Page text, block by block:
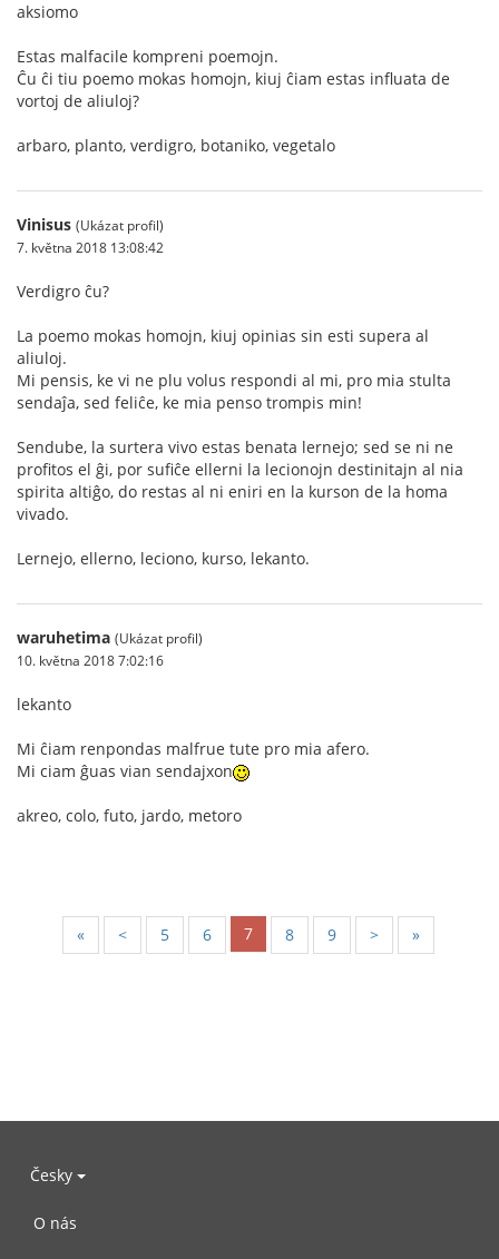
aksiomo
Estas malfacile kompreni poemojn.
Ĉu ĉi tiu poemo mokas homojn, kiuj ĉiam estas influata de
vortoj de aliuloj?
arbaro, planto, verdigro, botaniko, vegetalo
Vinisus (Ukázat profil)
7. května 2018 13:08:42
Verdigro ĉu?
La poemo mokas homojn, kiuj opinias sin esti supera al
aliuloj.
Mi pensis, ke vi ne plu volus respondi al mi, pro mia stulta
sendaĵa, sed feliĉe, ke mia penso trompis min!
Sendube, la surtera vivo estas benata lernejo; sed se ni ne
profitos el ĝi, por sufiĉe ellerni la lecionojn destinitajn al nia
spirita altiĝo, do restas al ni eniri en la kurson de la homa
vivado.
Lernejo, ellerno, leciono, kurso, lekanto.
waruhetima (Ukázat profil)
10. května 2018 7:02:16
lekanto
Mi ĉiam renpondas malfrue tute pro mia afero.
Mi ciam ĝuas vian sendajxon
akreo, colo, futo, jardo, metoro
« < 5 6 7 8 9 > »
Česky
O nás